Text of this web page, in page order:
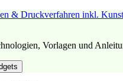
& Druckverfahren inkl.
Vorlagen und